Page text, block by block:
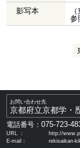
影写本
参
お問い合わせ先
京都府立京都学・
電話番号：075-723-
URL ：
http://
E-mail：
rekisaikan-